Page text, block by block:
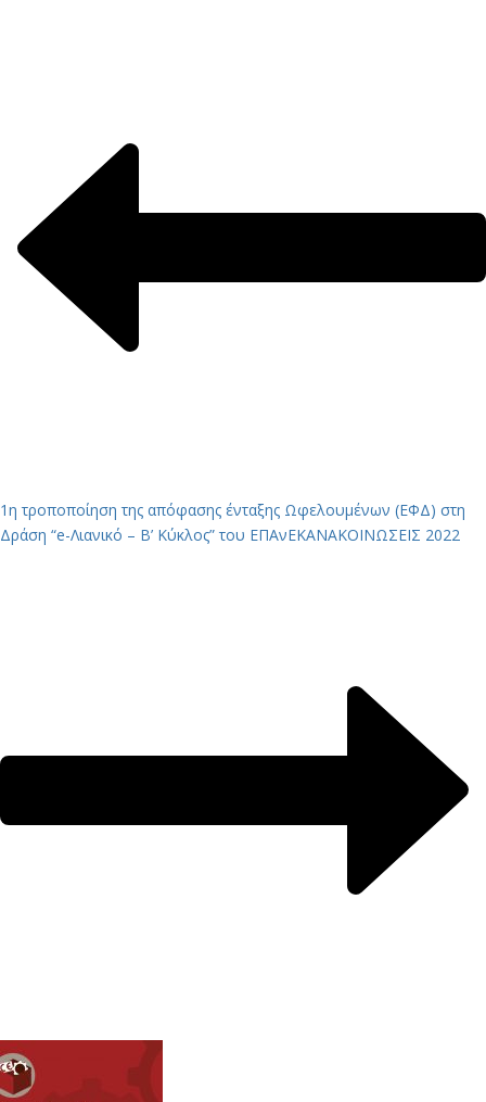
1η τροποποίηση της απόφασης ένταξης Ωφελουμένων (ΕΦΔ) στη
Δράση “e-Λιανικό – Β’ Κύκλος” του ΕΠΑνΕΚΑΝΑΚΟΙΝΩΣΕΙΣ 2022